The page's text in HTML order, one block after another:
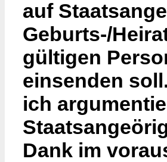
auf
Geburts-/
gültigen
einsenden
ich
Dank im